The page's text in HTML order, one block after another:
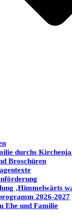
durchs
Broschüren
‚Himmelwärts
2026-2027
Ehe und Familie